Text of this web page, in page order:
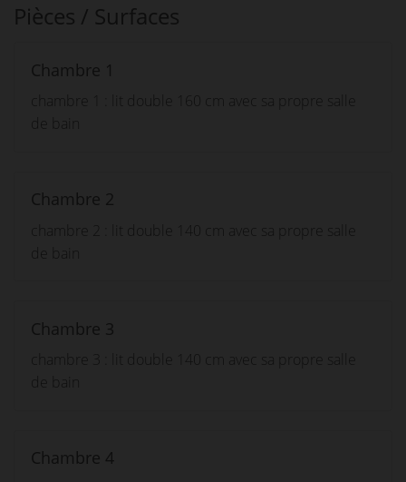
Pièces / Surfaces
Chambre 1
chambre 1 : lit double 160 cm avec sa propre salle
de bain
Chambre 2
chambre 2 : lit double 140 cm avec sa propre salle
de bain
Chambre 3
chambre 3 : lit double 140 cm avec sa propre salle
de bain
Chambre 4